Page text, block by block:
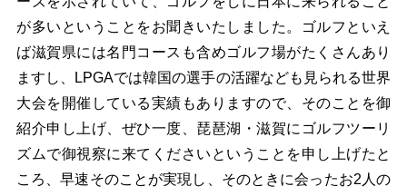
が多いということをお聞きいたしました。ゴルフといえ
ば滋賀県には名門コースも含めゴルフ場がたくさんあり
ますし、LPGAでは韓国の選手の活躍なども見られる世界
大会を開催している実績もありますので、そのことを御
紹介申し上げ、ぜひ一度、琵琶湖・滋賀にゴルフツーリ
ズムで御視察に来てくださいということを申し上げたと
ころ、早速そのことが実現し、そのときに会ったお2人の